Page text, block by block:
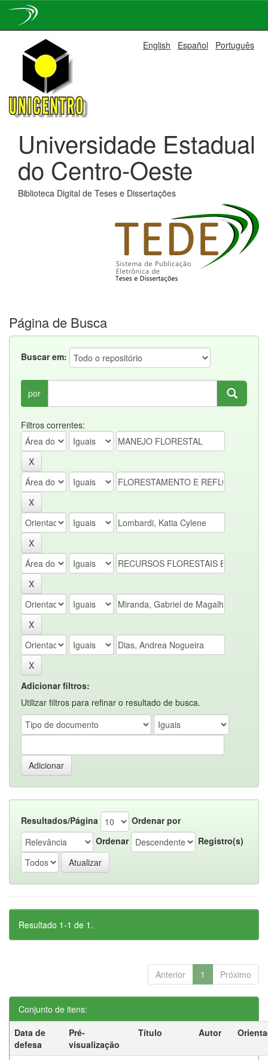
navigation
English Español Português
Universidade Estadual
do Centro-Oeste
Biblioteca Digital de Teses e Dissertações
Página de Busca
Buscar em:
por
Filtros correntes:
Adicionar filtros:
Utilizar filtros para refinar o resultado de busca.
Resultados/Página
Ordenar por
Ordenar
Registro(s)
Resultado 1-1 de 1.
Anterior 1 Próximo
Conjunto de itens:
Data de
defesa
Pré-
visualização
Título Autor